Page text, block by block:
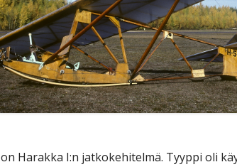
on Harakka I:n jatkokehitelmä. Tyyppi oli